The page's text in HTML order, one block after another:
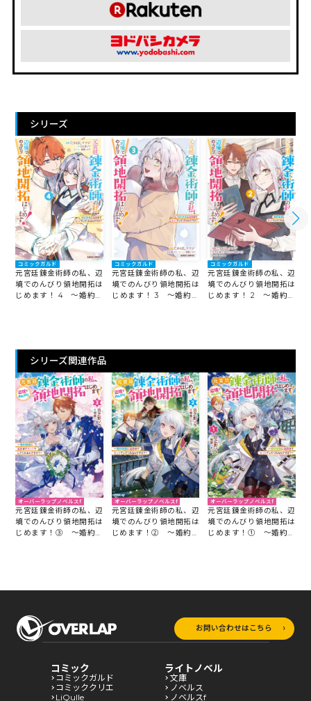
シリーズ
コミックガルド
元宮廷錬金術師の私、辺
境でのんびり領地開拓は
じめます！ 4 ～婚約破
コミックガルド
元宮廷錬金術師の私、辺
境でのんびり領地開拓は
じめます！ 3 ～婚約破
コミックガルド
元宮廷錬金術師の私、辺
境でのんびり領地開拓は
じめます！ 2 ～婚約破
シリーズ関連作品
オーバーラップノベルスf
元宮廷錬金術師の私、辺
境でのんびり領地開拓は
じめます！③ ～婚約破
オーバーラップノベルスf
元宮廷錬金術師の私、辺
境でのんびり領地開拓は
じめます！② ～婚約破
オーバーラップノベルスf
元宮廷錬金術師の私、辺
境でのんびり領地開拓は
じめます！① ～婚約破
お問い合わせはこちら
コミック
コミックガルド
コミッククリエ
LiQulle
ライトノベル
文庫
ノベルス
ノベルスf